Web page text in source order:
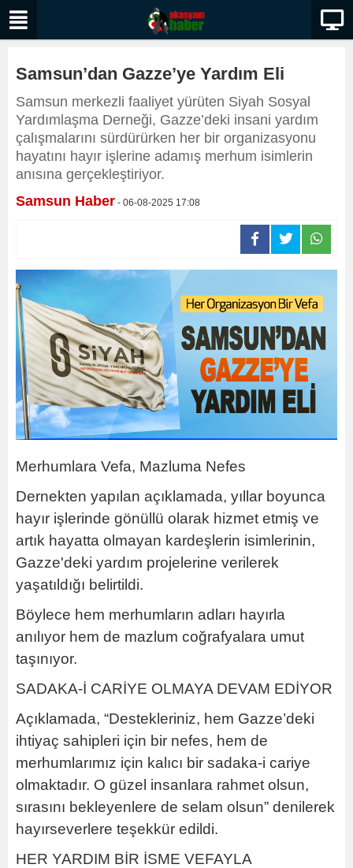
Samsun’dan Gazze’ye Yardım Eli
Samsun merkezli faaliyet yürüten Siyah Sosyal
Yardımlaşma Derneği, Gazze’deki insani yardım
çalışmalarını sürdürürken her bir organizasyonu
hayatını hayır işlerine adamış merhum isimlerin
anısına gerçekleştiriyor.
Samsun Haber - 06-08-2025 17:08
Merhumlara Vefa, Mazluma Nefes
Dernekten yapılan açıklamada, yıllar boyunca
hayır işlerinde gönüllü olarak hizmet etmiş ve
artık hayatta olmayan kardeşlerin isimlerinin,
Gazze'deki yardım projelerine verilerek
yaşatıldığı belirtildi.
Böylece hem merhumların adları hayırla
anılıyor hem de mazlum coğrafyalara umut
taşınıyor.
SADAKA-İ CARİYE OLMAYA DEVAM EDİYOR
Açıklamada, “Destekleriniz, hem Gazze’deki
ihtiyaç sahipleri için bir nefes, hem de
merhumlarımız için kalıcı bir sadaka-i cariye
olmaktadır. O güzel insanlara rahmet olsun,
sırasını bekleyenlere de selam olsun” denilerek
hayırseverlere teşekkür edildi.
HER YARDIM BİR İSME VEFAYLA